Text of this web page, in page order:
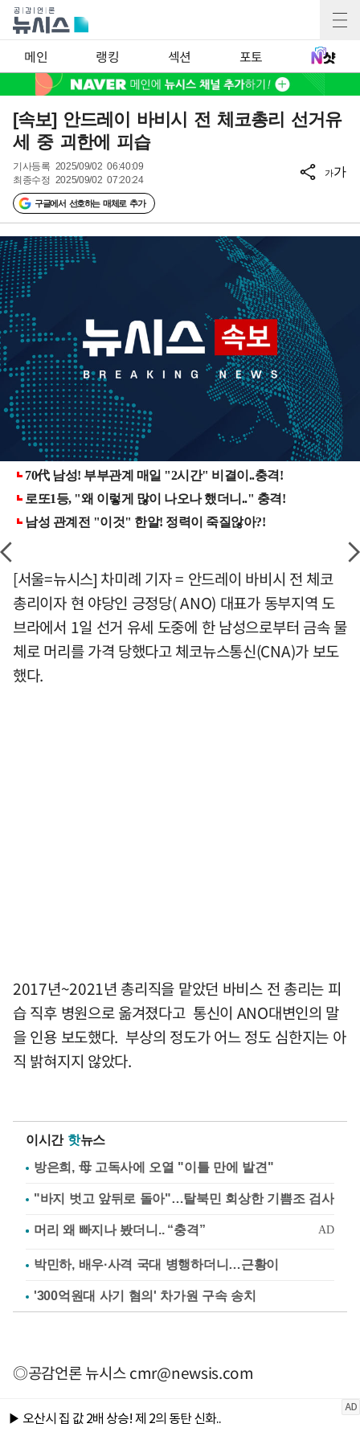
메인 랭킹 섹션 포토
[속보] 안드레이 바비시 전 체코총리 선거유
세 중 괴한에 피습
기사등록 2025/09/02 06:40:09
최종수정 2025/09/02 07:20:24
구글에서 선호하는 매체로 추가
가가
[서울=뉴시스] 차미례 기자 = 안드레이 바비시 전 체코
총리이자 현 야당인 긍정당( ANO) 대표가 동부지역 도
브라에서 1일 선거 유세 도중에 한 남성으로부터 금속 물
체로 머리를 가격 당했다고 체코뉴스통신(CNA)가 보도
했다.
2017년~2021년 총리직을 맡았던 바비스 전 총리는 피
습 직후 병원으로 옮겨졌다고 통신이 ANO대변인의 말
을 인용 보도했다. 부상의 정도가 어느 정도 심한지는 아
직 밝혀지지 않았다.
이시간 핫뉴스
방은희, 母 고독사에 오열 "이틀 만에 발견"
"바지 벗고 앞뒤로 돌아"…탈북민 회상한 기쁨조 검사
박민하, 배우·사격 국대 병행하더니…근황이
'300억원대 사기 혐의' 차가원 구속 송치
◎공감언론 뉴시스cmr@newsis.com